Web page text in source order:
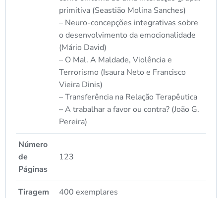
primitiva (Seastião Molina Sanches)
– Neuro-concepções integrativas sobre
o desenvolvimento da emocionalidade
(Mário David)
– O Mal. A Maldade, Violência e
Terrorismo (Isaura Neto e Francisco
Vieira Dinis)
– Transferência na Relação Terapêutica
– A trabalhar a favor ou contra? (João G.
Pereira)
Número
de
Páginas
123
Tiragem 400 exemplares